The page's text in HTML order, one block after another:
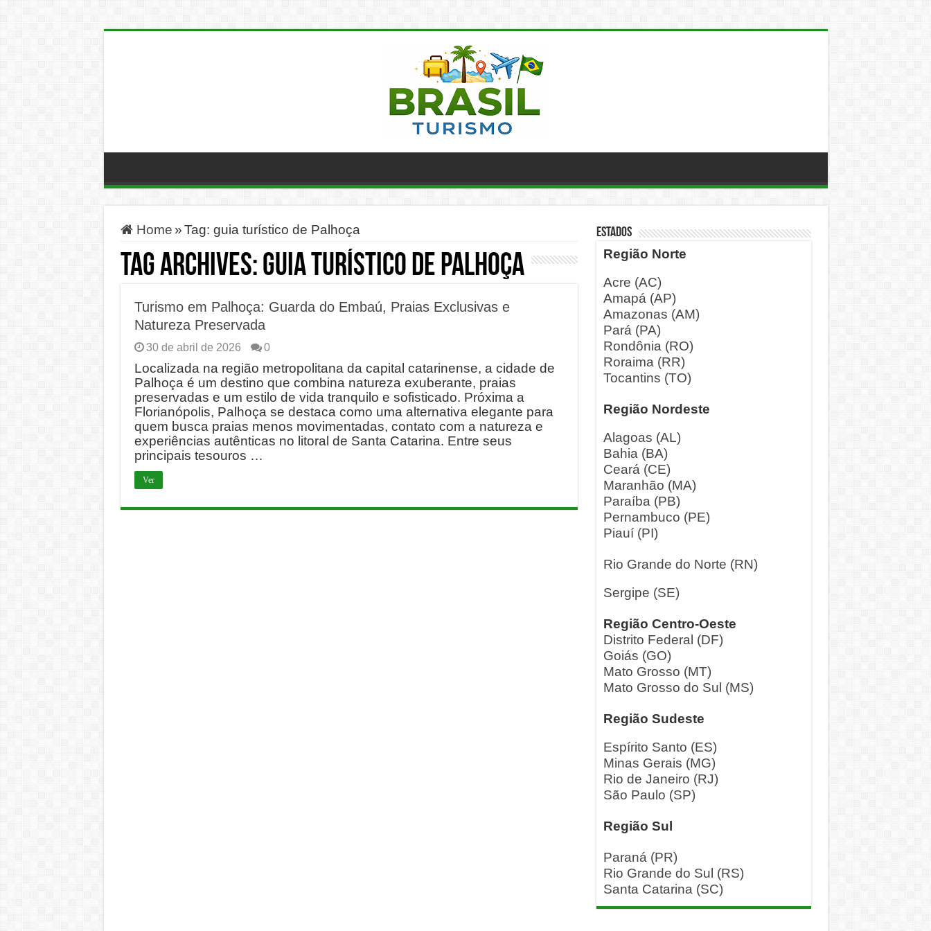
Home »Tag: guia turístico de Palhoça
Tag Archives: guia turístico de Palhoça
Turismo em Palhoça: Guarda do Embaú, Praias Exclusivas e
Natureza Preservada
30 de abril de 2026 0
Localizada na região metropolitana da capital catarinense, a cidade de
Palhoça é um destino que combina natureza exuberante, praias
preservadas e um estilo de vida tranquilo e sofisticado. Próxima a
Florianópolis, Palhoça se destaca como uma alternativa elegante para
quem busca praias menos movimentadas, contato com a natureza e
experiências autênticas no litoral de Santa Catarina. Entre seus
principais tesouros …
Ver
ESTADOS
Região Norte
Acre (AC)
Amapá (AP)
Amazonas (AM)
Pará (PA)
Rondônia (RO)
Roraima (RR)
Tocantins (TO)
Região Nordeste
Alagoas (AL)
Bahia (BA)
Ceará (CE)
Maranhão (MA)
Paraíba (PB)
Pernambuco (PE)
Piauí (PI)
Rio Grande do Norte (RN)
Sergipe (SE)
Região Centro-Oeste
Distrito Federal (DF)
Goiás (GO)
Mato Grosso (MT)
Mato Grosso do Sul (MS)
Região Sudeste
Espírito Santo (ES)
Minas Gerais (MG)
Rio de Janeiro (RJ)
São Paulo (SP)
Região Sul
Paraná (PR)
Rio Grande do Sul (RS)
Santa Catarina (SC)